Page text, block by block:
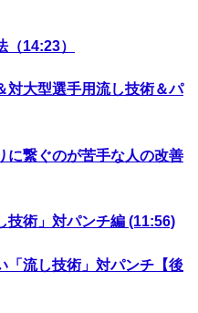
14:23）
対大型選手用流し技術＆パ
に繋ぐのが苦手な人の改善
技術」対パンチ編 (11:56)
「流し技術」対パンチ【後